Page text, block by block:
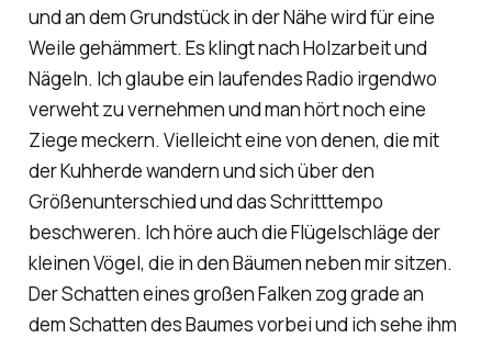
und an dem Grundstück in der Nähe wird für eine
Weile gehämmert. Es klingt nach Holzarbeit und
Nägeln. Ich glaube ein laufendes Radio irgendwo
verweht zu vernehmen und man hört noch eine
Ziege meckern. Vielleicht eine von denen, die mit
der Kuhherde wandern und sich über den
Größenunterschied und das Schritttempo
beschweren. Ich höre auch die Flügelschläge der
kleinen Vögel, die in den Bäumen neben mir sitzen.
Der Schatten eines großen Falken zog grade an
dem Schatten des Baumes vorbei und ich sehe ihm